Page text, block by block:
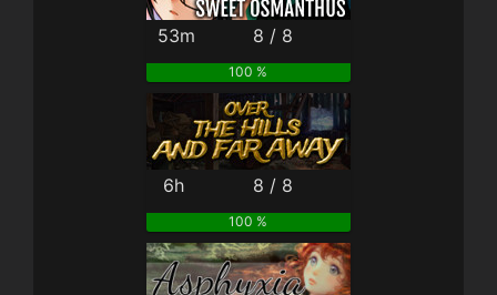
53m 8 / 8
100 %
6h 8 / 8
100 %